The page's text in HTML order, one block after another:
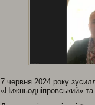
7 червня 2024 року
«Нижньодніпровський»